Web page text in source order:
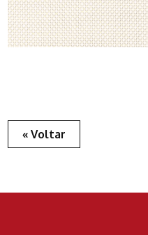
« Voltar